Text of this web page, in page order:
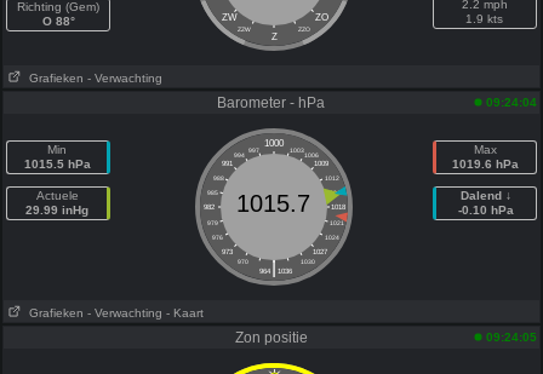
Richting (Gem)
O 88°
ZW ZO
ZZW ZZO
Z
2.2 mph
1.9 kts
Grafieken - Verwachting
Barometer - hPa 09:24:04
Min
1015.5 hPa
Actuele
29.99 inHg
1000
997 1003
994
1006
991
1009
988
1012
985
1015
982
1018
979
1021
976
1024
973
1027
970
1030
|
964 1036
1015.7
Max
1019.6 hPa
Dalend ↓
-0.10 hPa
Grafieken - Verwachting - Kaart
Zon positie 09:24:05